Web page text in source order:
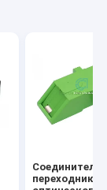
Соединители
переходников